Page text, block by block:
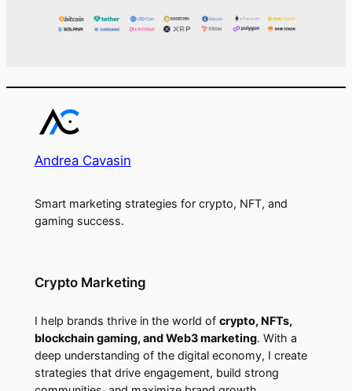
Andrea Cavasin
Smart marketing strategies for crypto, NFT, and
gaming success.
Crypto Marketing
I help brands thrive in the world of crypto, NFTs,
blockchain gaming, and Web3 marketing. With a
deep understanding of the digital economy, I create
strategies that drive engagement, build strong